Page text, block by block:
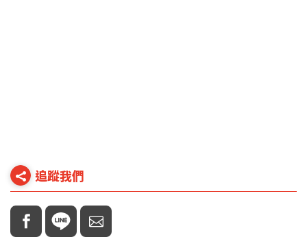
追蹤我們